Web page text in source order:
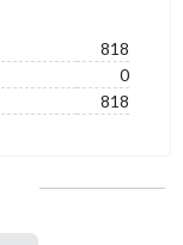
818
0
818